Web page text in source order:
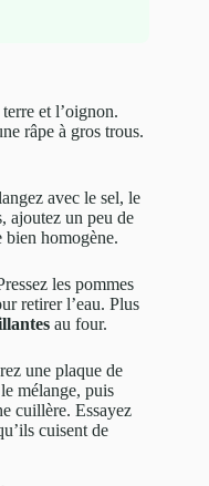
et l’oignon.
râpe à gros trous.
avec le sel, le
ajoutez un peu de
homogène.
les pommes
retirer l’eau. Plus
au four.
une plaque de
mélange, puis
cuillère. Essayez
cuisent de